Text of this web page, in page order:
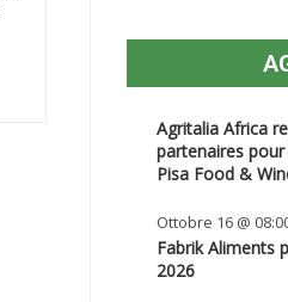
Agritalia Africa
partenaires pour
Pisa Food &
Ottobre 16 @
Fabrik Aliments
2026